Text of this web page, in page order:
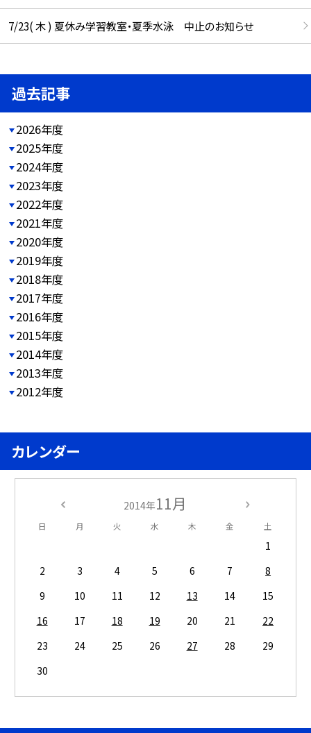
7/23( 木 ) 夏休み学習教室・夏季水泳 中止のお知らせ
過去記事
2026年度
2025年度
2024年度
2023年度
2022年度
2021年度
2020年度
2019年度
2018年度
2017年度
2016年度
2015年度
2014年度
2013年度
2012年度
カレンダー
2014年11月
日 月 火 水 木 金 土
1
2
3 4 5 6 7
8
9
10 11 12 13 14
15
16
17 18 19 20 21
22
23
24 25 26 27 28
29
30